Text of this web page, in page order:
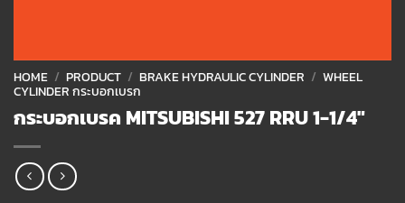
HOME / PRODUCT / BRAKE HYDRAULIC CYLINDER / WHEEL
CYLINDER กระบอกเบรก
กระบอกเบรค MITSUBISHI 527 RRU 1-1/4″